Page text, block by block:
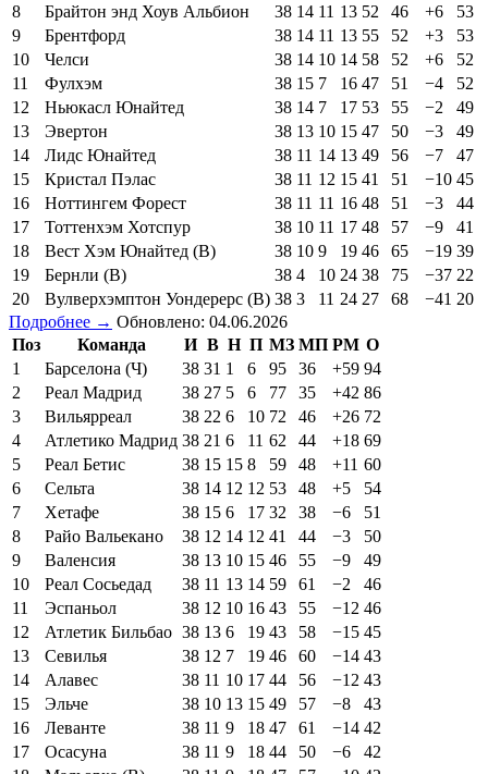
8
Брайтон энд Хоув Альбион 38 14 11 13 52 46 +6
53
9
Брентфорд 38 14 11 13 55 52 +3
53
10
Челси 38 14 10 14 58 52 +6
52
11
Фулхэм 38 15 7 16 47 51 −4
52
12
Ньюкасл Юнайтед 38 14 7 17 53 55 −2
49
13
Эвертон 38 13 10 15 47 50 −3
49
14
Лидс Юнайтед 38 11 14 13 49 56 −7
47
15
Кристал Пэлас 38 11 12 15 41 51 −10 45
16
Ноттингем Форест 38 11 11 16 48 51 −3
44
17
Тоттенхэм Хотспур 38 10 11 17 48 57 −9
41
18
Вест Хэм Юнайтед (В) 38 10 9 19 46 65 −19 39
19
Бернли (В) 38 4 10 24 38 75 −37 22
20
Вулверхэмптон Уондерерс (В) 38 3 11 24 27 68 −41 20
Подробнее → Обновлено: 04.06.2026
Поз
Команда И В Н П МЗ МП РМ О
1
Барселона (Ч) 38 31 1 6 95 36 +59 94
2
Реал Мадрид 38 27 5 6 77 35 +42 86
3
Вильярреал 38 22 6 10 72 46 +26 72
4
Атлетико Мадрид 38 21 6 11 62 44 +18 69
5
Реал Бетис 38 15 15 8 59 48 +11 60
6
Сельта 38 14 12 12 53 48 +5
54
7
Хетафе 38 15 6 17 32 38 −6
51
8
Райо Вальекано 38 12 14 12 41 44 −3
50
9
Валенсия 38 13 10 15 46 55 −9
49
10
Реал Сосьедад 38 11 13 14 59 61 −2
46
11
Эспаньол 38 12 10 16 43 55 −12 46
12
Атлетик Бильбао 38 13 6 19 43 58 −15 45
13
Севилья 38 12 7 19 46 60 −14 43
14
Алавес 38 11 10 17 44 56 −12 43
15
Эльче 38 10 13 15 49 57 −8
43
16
Леванте 38 11 9 18 47 61 −14 42
17
Осасуна 38 11 9 18 44 50 −6
42